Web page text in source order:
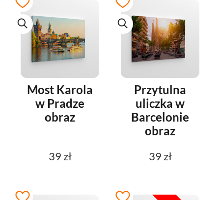
Most Karola
w Pradze
obraz
39 zł
Przytulna
uliczka w
Barcelonie
obraz
39 zł